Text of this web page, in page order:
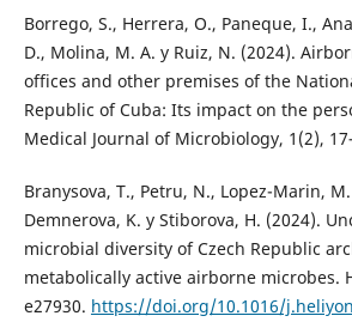
Borrego, S., Herrera, O., Paneque, I.,
D., Molina, M. A. y Ruiz, N. (2024).
offices and other premises of the
Republic of Cuba: Its impact on the
Medical Journal of Microbiology, 1(2),
Branysova, T., Petru, N., Lopez-Marin,
Demnerova, K. y Stiborova, H. (2024).
microbial diversity of Czech Republic
metabolically active airborne microbes.
e27930. https://doi.org/10.1016/